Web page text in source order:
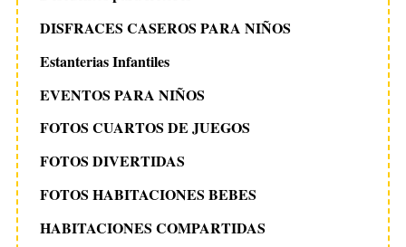
DISFRACES CASEROS PARA NIÑOS
Estanterias Infantiles
EVENTOS PARA NIÑOS
FOTOS CUARTOS DE JUEGOS
FOTOS DIVERTIDAS
FOTOS HABITACIONES BEBES
HABITACIONES COMPARTIDAS